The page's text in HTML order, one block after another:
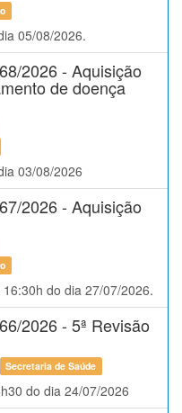
05/08/2026.
2026 - Aquisição
de doença
03/08/2026
2026 - Aquisição
do dia 27/07/2026.
2026 - 5ª Revisão
Secretaria de Saúde
do dia 24/07/2026